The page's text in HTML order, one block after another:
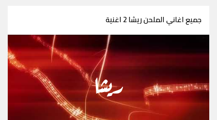
جميع اغاني الملحن ريشا 2 اغنية
ريشا